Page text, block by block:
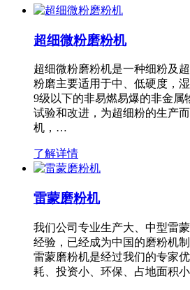
超细微粉磨粉机
超细微粉磨粉机是一种细粉及
粉磨主要适用于中、低硬度，
9级以下的非易燃易爆的非金属
试验和改进，为超细粉的生产
机，…
了解详情
雷蒙磨粉机
我们公司专业生产大、中型雷
经验，已经成为中国的磨粉机
雷蒙磨粉机是经过我们的专家
耗、投资小、环保、占地面积